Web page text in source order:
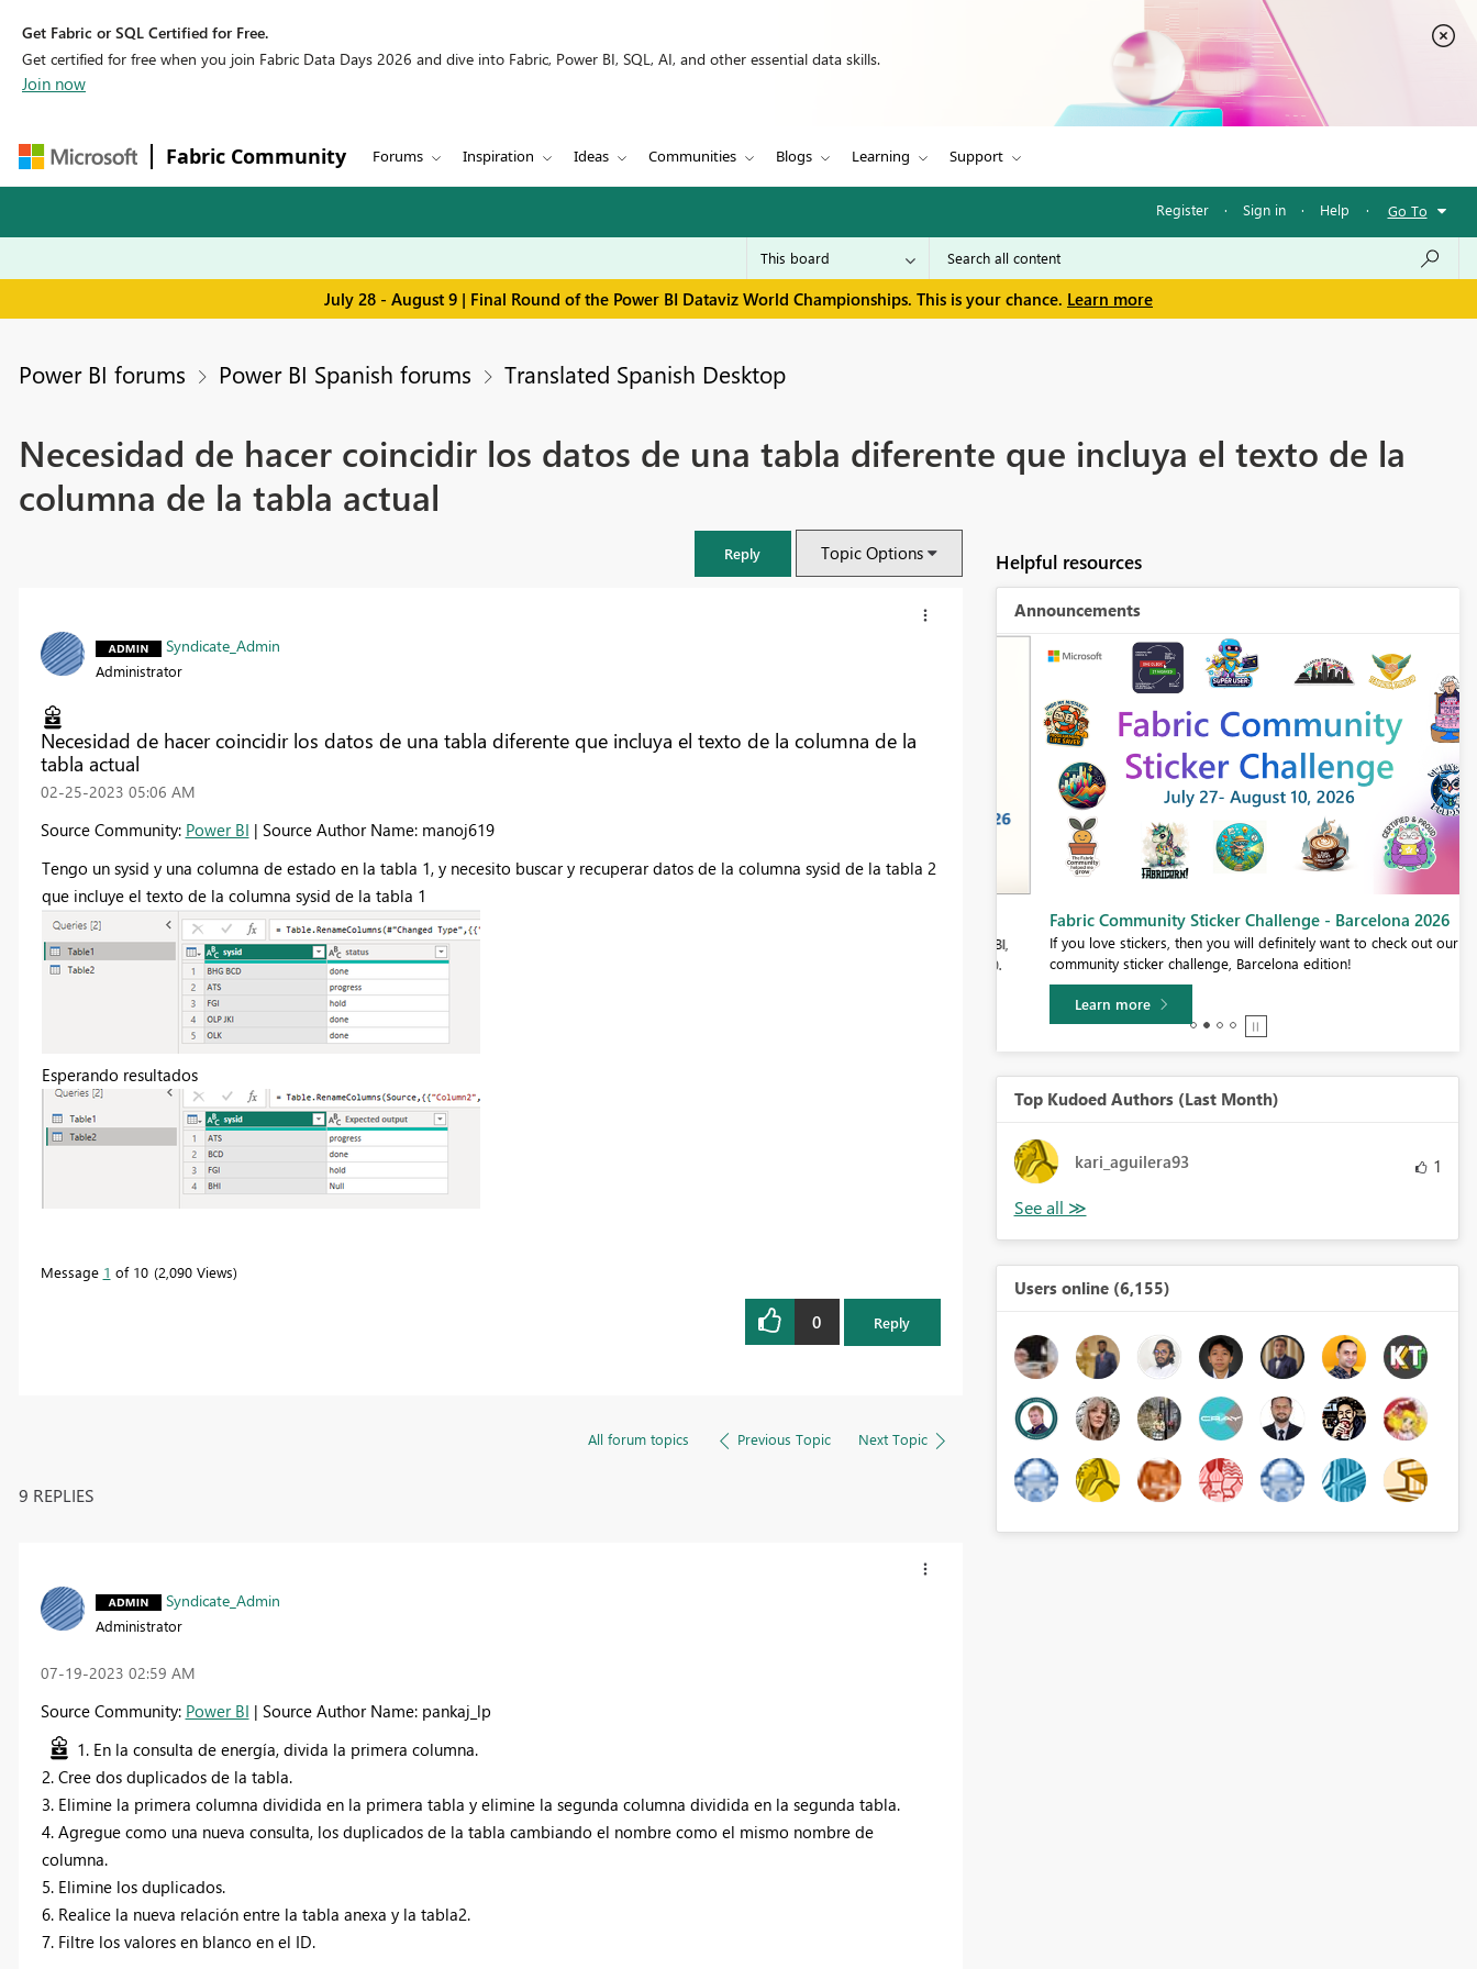
Get Fabric or SQL Certified for Free.
Get certified for free when you join Fabric Data Days 2026 and dive into Fabric, Power BI, SQL, AI, and other essential data skills.
Join now
Fabric Community Forums Inspiration Ideas Communities Blogs Learning Support
Register · Sign in · Help · Go To
July 28 - August 9 | Final Round of the Power BI Dataviz World Championships. This is your chance. Learn more
Power BI forums Power BI Spanish forums Translated Spanish Desktop
Necesidad de hacer coincidir los datos de una tabla diferente que incluya el texto de la
columna de la tabla actual
Reply Topic Options
Syndicate_Admin
Administrator
Necesidad de hacer coincidir los datos de una tabla diferente que incluya el texto de la columna de la
tabla actual
‎02-25-2023 05:06 AM
Source Community: Power BI | Source Author Name: manoj619
Tengo un sysid y una columna de estado en la tabla 1, y necesito buscar y recuperar datos de la columna sysid de la tabla 2
que incluye el texto de la columna sysid de la tabla 1
Esperando resultados
Message 1 of 10 2,090 Views
0 Reply
All forum topics Previous Topic Next Topic
9 REPLIES
Syndicate_Admin
Administrator
‎07-19-2023 02:59 AM
Source Community: Power BI | Source Author Name: pankaj_lp
1. En la consulta de energía, divida la primera columna.
2. Cree dos duplicados de la tabla.
3. Elimine la primera columna dividida en la primera tabla y elimine la segunda columna dividida en la segunda tabla.
4. Agregue como una nueva consulta, los duplicados de la tabla cambiando el nombre como el mismo nombre de
columna.
5. Elimine los duplicados.
6. Realice la nueva relación entre la tabla anexa y la tabla2.
7. Filtre los valores en blanco en el ID.
Helpful resources
Announcements
Fabric Community Sticker Challenge - Barcelona 2026
If you love stickers, then you will definitely want to check out our
community sticker challenge, Barcelona edition!
Learn more
Top Kudoed Authors (Last Month)
kari_aguilera93 1
Users online (6,155)